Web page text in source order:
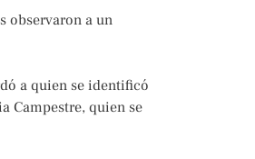
observaron a un
a quien se identificó
Campestre, quien se